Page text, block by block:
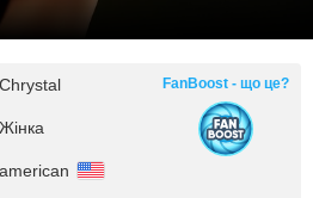
Chrystal
Жінка
american
FanBoost - що це?